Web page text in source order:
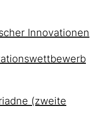
Innovationen
(zweite